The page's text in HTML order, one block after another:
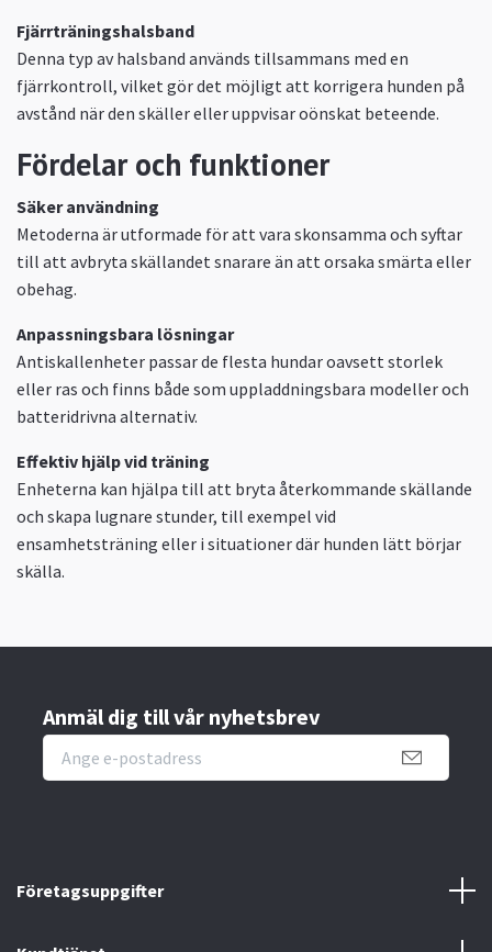
Fjärrträningshalsband
Denna typ av halsband används tillsammans med en
fjärrkontroll, vilket gör det möjligt att korrigera hunden på
avstånd när den skäller eller uppvisar oönskat beteende.
Fördelar och funktioner
Säker användning
Metoderna är utformade för att vara skonsamma och syftar
till att avbryta skällandet snarare än att orsaka smärta eller
obehag.
Anpassningsbara lösningar
Antiskallenheter passar de flesta hundar oavsett storlek
eller ras och finns både som uppladdningsbara modeller och
batteridrivna alternativ.
Effektiv hjälp vid träning
Enheterna kan hjälpa till att bryta återkommande skällande
och skapa lugnare stunder, till exempel vid
ensamhetsträning eller i situationer där hunden lätt börjar
skälla.
Anmäl dig till vår nyhetsbrev
Företagsuppgifter